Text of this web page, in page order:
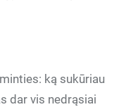
ką sukūriau
dar vis nedrąsiai